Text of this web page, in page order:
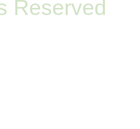
Reserved